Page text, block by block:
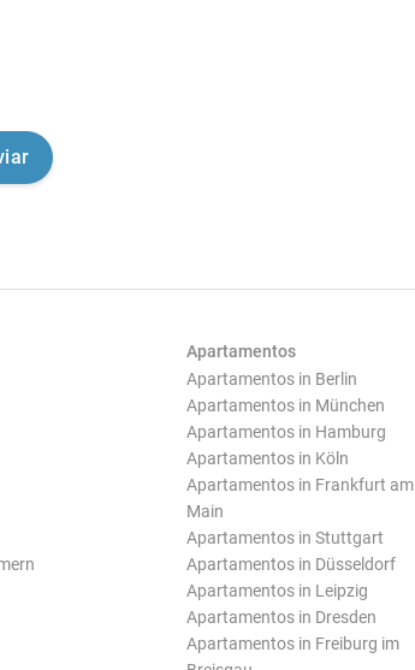
Apartamentos
Apartamentos in Berlin
Apartamentos in München
Apartamentos in Hamburg
Apartamentos in Köln
Apartamentos in Frankfurt am
Main
Apartamentos in Stuttgart
Apartamentos in Düsseldorf
Apartamentos in Leipzig
Apartamentos in Dresden
Apartamentos in Freiburg im